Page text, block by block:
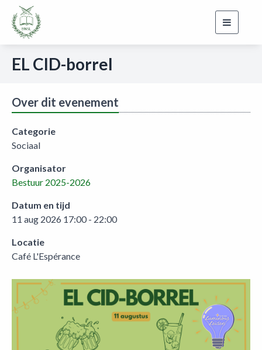
Toggle
EL CID-borrel
Over dit evenement
Categorie
Sociaal
Organisator
Bestuur 2025-2026
Datum en tijd
11 aug 2026 17:00 - 22:00
Locatie
Café L'Espérance